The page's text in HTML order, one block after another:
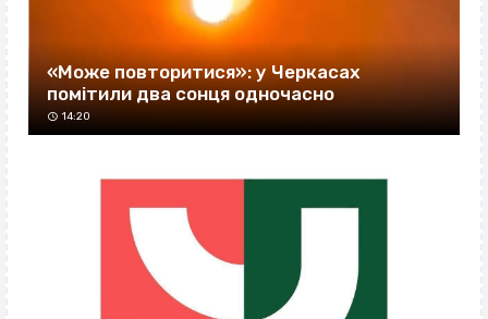
«Може повторитися»: у Черкасах
помітили два сонця одночасно
14:20